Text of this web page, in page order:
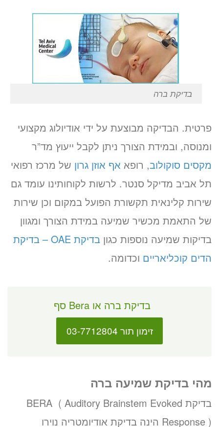
בדיקת ברה
פרטית. הבדיקה מבוצעת על ידי אודיולוג מקצועי
ומנוסה, ובמידת הצורך ניתן לקבל ייעוץ מד”ר
מקסים סוקולוב, רופא אף אוזן גרון של מרכז רפואי
תל אביב מדיקל סנטר. לרשות לקוחותינו עומד גם
שירות קלינאית תקשורת הפועל במקום וכן שירות
של התאמת מכשיר שמיעה במידת הצורך ומגוון
בדיקות שמיעה נוספות כגון
בדיקת OAE – בדיקת
הדים קוכליאריים וכדומה.
בדיקת ברה או Bera סף
זימון תור 03-7712804
מהי בדיקת שמיעה ברה
בדיקת BERA ( Auditory Brainstem Evoked
Response ) הינה בדיקת אודיומטריה נוירו